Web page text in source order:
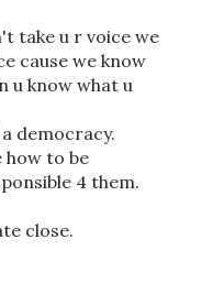
take u r voice we
cause we know
u know what u
democracy.
how to be
4 them.
close.